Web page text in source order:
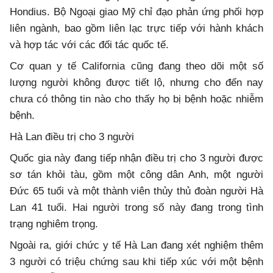
Hondius. Bộ Ngoại giao Mỹ chỉ đạo phản ứng phối hợp
liên ngành, bao gồm liên lạc trực tiếp với hành khách
và hợp tác với các đối tác quốc tế.
Cơ quan y tế California cũng đang theo dõi một số
lượng người không được tiết lộ, nhưng cho đến nay
chưa có thông tin nào cho thấy họ bị bệnh hoặc nhiễm
bệnh.
Hà Lan điều trị cho 3 người
Quốc gia này đang tiếp nhận điều trị cho 3 người được
sơ tán khỏi tàu, gồm một công dân Anh, một người
Đức 65 tuổi và một thành viên thủy thủ đoàn người Hà
Lan 41 tuổi. Hai người trong số này đang trong tình
trạng nghiêm trọng.
Ngoài ra, giới chức y tế Hà Lan đang xét nghiệm thêm
3 người có triệu chứng sau khi tiếp xúc với một bệnh